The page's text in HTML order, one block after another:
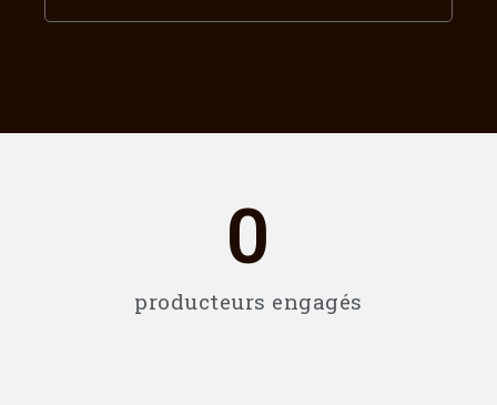
0
producteurs engagés